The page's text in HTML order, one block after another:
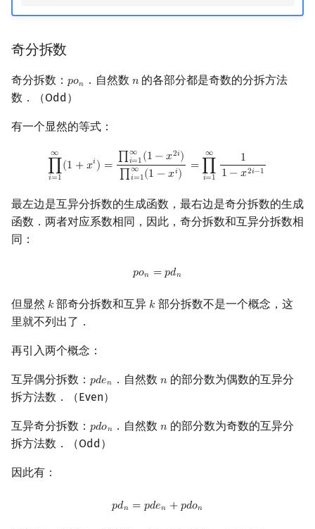
奇分拆数
奇分拆数： 𝑝𝑜𝑛
pon ．自然数 𝑛
n 的各部分都是奇数的分拆方法
数．（Odd）
有一个显然的等式：
∞
∏
𝑖=1
(1 +𝑥𝑖) =
∏∞
𝑖=1(1 −𝑥2𝑖)
∏∞
𝑖=1(1 −𝑥𝑖)
=
∞
∏
𝑖=1
1
1 −𝑥2𝑖−1
1∞( ∏ ∞ 1−x 2i) ∏i =1∞ xi)= ∞
最左边是互异分拆数的生成函数，最右边是奇分拆数的生成
函数．两者对应系数相同，因此，奇分拆数和互异分拆数相
同：
𝑝𝑜𝑛 = 𝑝𝑑𝑛
po n=pdn
但显然 𝑘
k 部奇分拆数和互异 𝑘
k 部分拆数不是一个概念，这
里就不列出了．
再引入两个概念：
互异偶分拆数： 𝑝𝑑𝑒𝑛
pden ．自然数 𝑛
n 的部分数为偶数的互异分
拆方法数．（Even）
互异奇分拆数： 𝑝𝑑𝑜𝑛
pdon ．自然数𝑛
n 的部分数为奇数的互异分
拆方法数．（Odd）
因此有：
𝑝𝑑𝑛 = 𝑝𝑑𝑒𝑛 +𝑝𝑑𝑜𝑛
pd n= pde +p don